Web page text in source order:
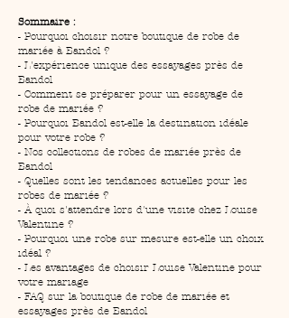
Sommaire :
- Pourquoi choisir notre boutique de robe de
mariée à Bandol ?
- L'expérience unique des essayages près de
Bandol
- Comment se préparer pour un essayage de
robe de mariée ?
- Pourquoi Bandol est-elle la destination idéale
pour votre robe ?
- Nos collections de robes de mariée près de
Bandol
- Quelles sont les tendances actuelles pour les
robes de mariée ?
- À quoi s'attendre lors d'une visite chez Louise
Valentine ?
- Pourquoi une robe sur mesure est-elle un choix
idéal ?
- Les avantages de choisir Louise Valentine pour
votre mariage
- FAQ sur la boutique de robe de mariée et
essayages près de Bandol